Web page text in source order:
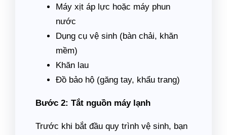
Máy xịt áp lực hoặc máy phun
nước
Dụng cụ vệ sinh (bàn chải, khăn
mềm)
Khăn lau
Đồ bảo hộ (găng tay, khẩu trang)
Bước 2: Tắt nguồn máy lạnh
Trước khi bắt đầu quy trình vệ sinh, bạn